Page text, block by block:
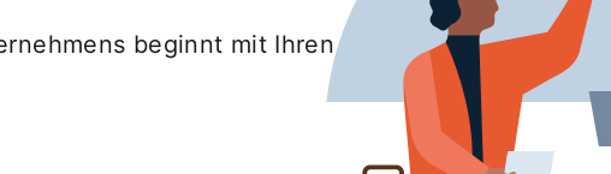
beginnt mit Ihren